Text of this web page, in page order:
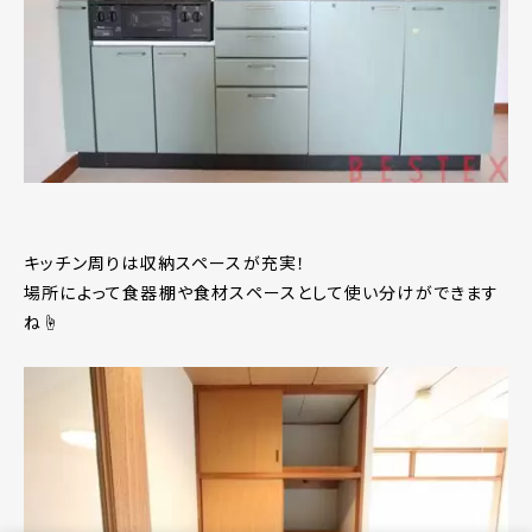
キッチン周りは収納スペースが充実！
場所によって食器棚や食材スペースとして使い分けができます
ね☝